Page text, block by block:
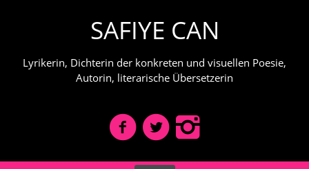
SAFIYE CAN
Lyrikerin, Dichterin der konkreten und visuellen Poesie,
Autorin, literarische Übersetzerin